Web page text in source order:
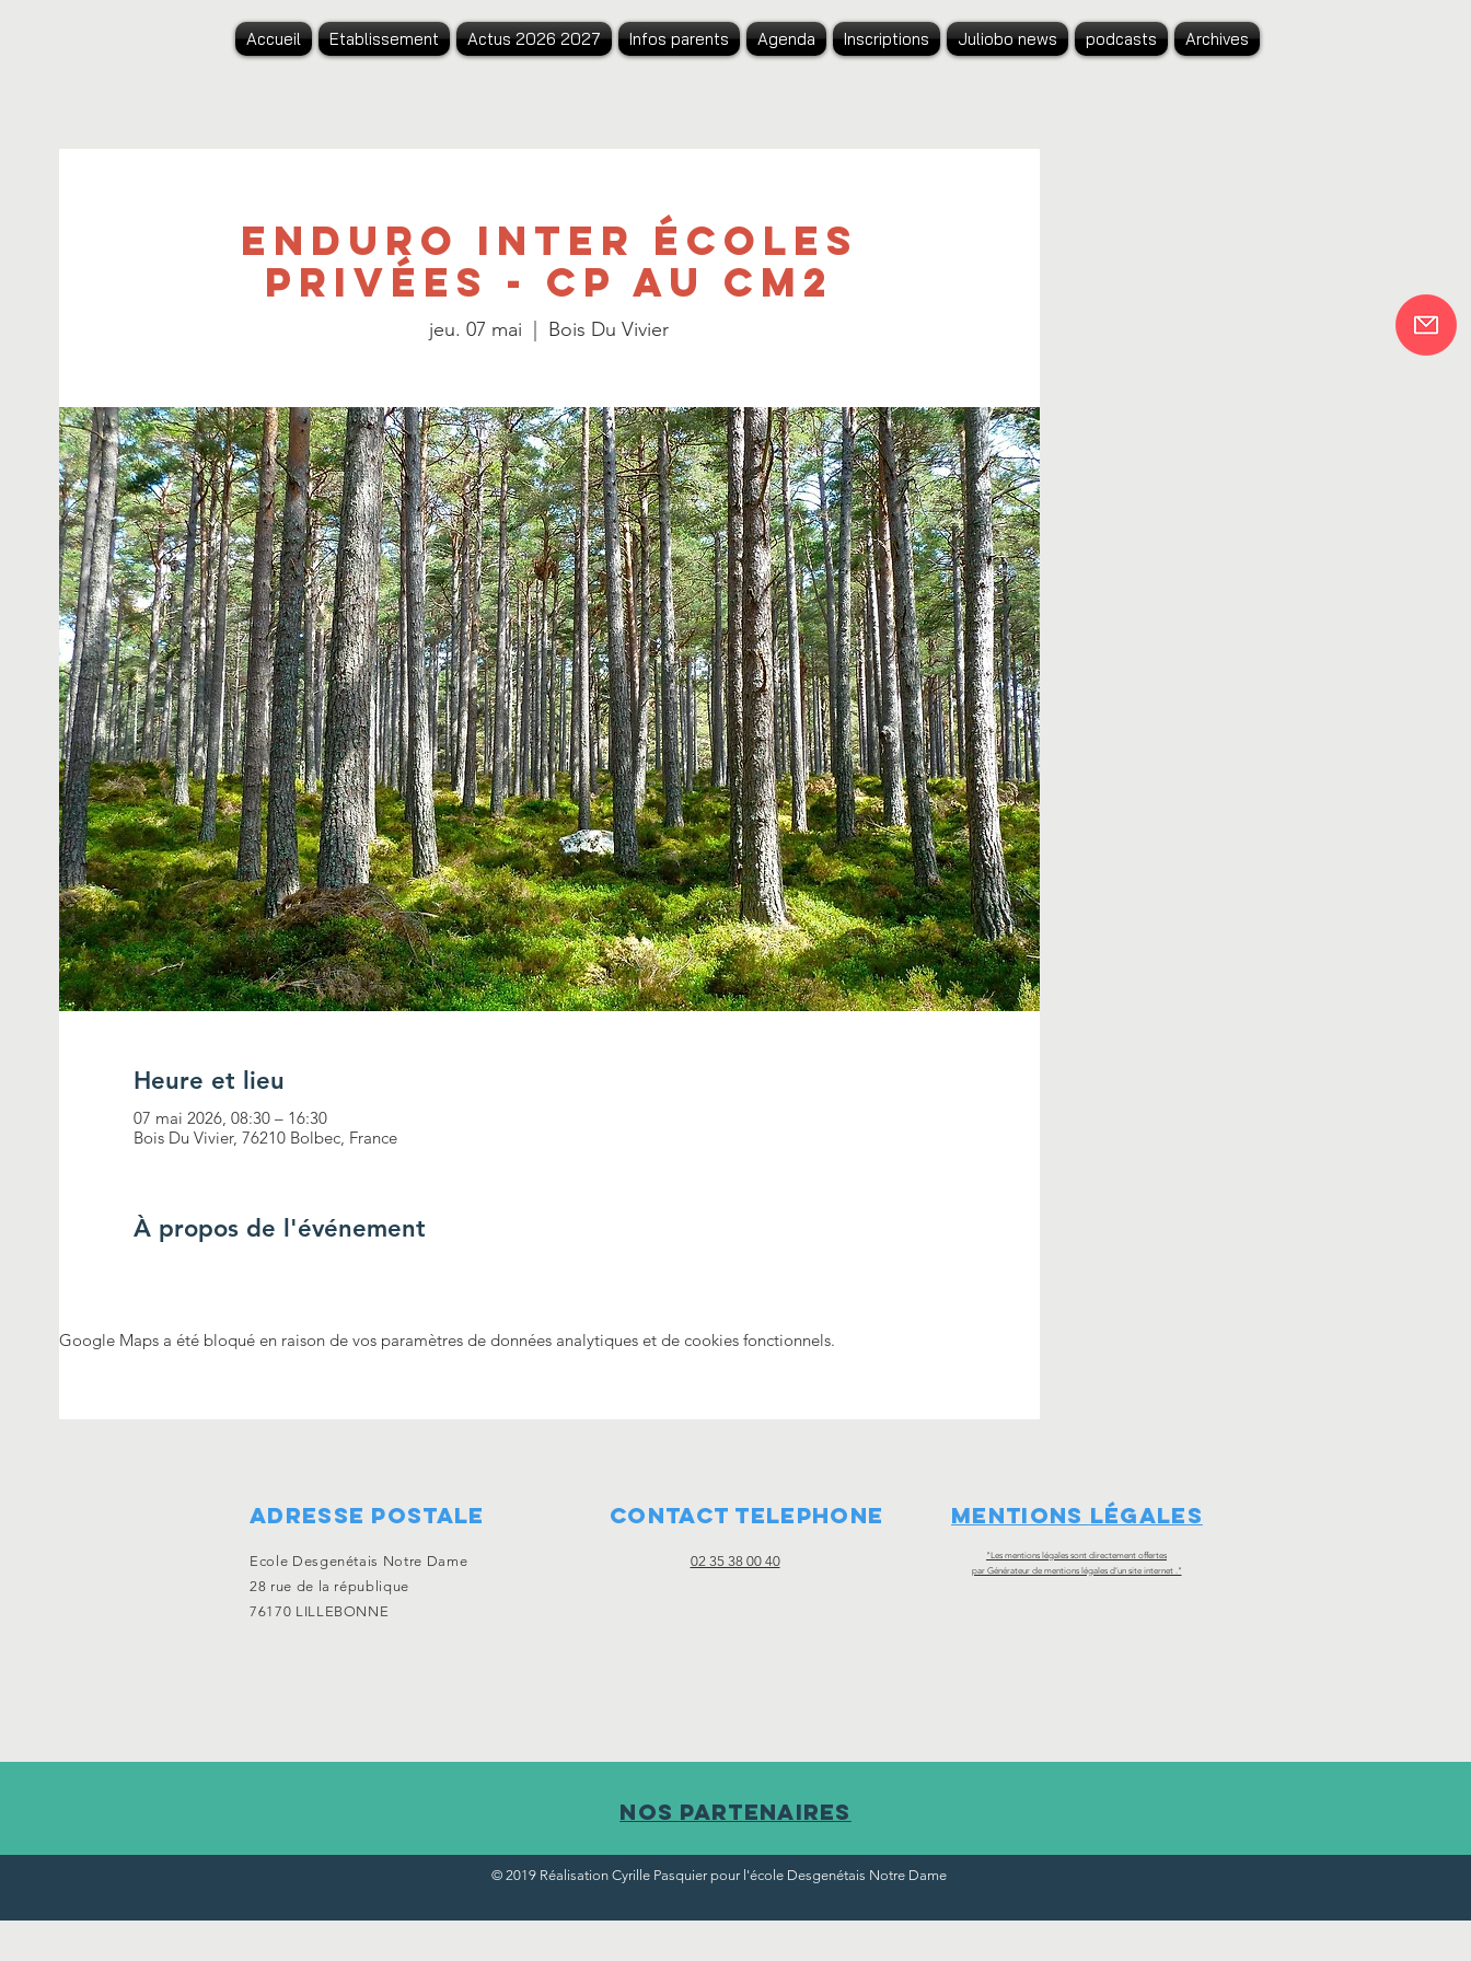
Accueil Etablissement Actus 2026 2027 Infos parents Agenda Inscriptions Juliobo news podcasts Archives
Enduro inter écoles
privées - CP au CM2
jeu. 07 mai Bois Du Vivier
Heure et lieu
07 mai 2026, 08:30 – 16:30
Bois Du Vivier, 76210 Bolbec, France
À propos de l'événement
Google Maps a été bloqué en raison de vos paramètres de données analytiques et de cookies fonctionnels.
ADRESSE POSTALE
Ecole Desgenétais Notre Dame
28 rue de la république
76170 LILLEBONNE
CONTACT TELEPHONE Mentions légales
02 35 38 00 40
"Les mentions légales sont directement offertes
par Générateur de mentions légales d’un site internet ."
Nos partenaires
© 2019 Réalisation Cyrille Pasquier pour l'école Desgenétais Notre Dame